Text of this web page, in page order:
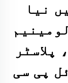
نیا
پی سی